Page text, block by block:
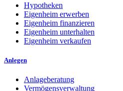
Hypotheken
Eigenheim erwerben
Eigenheim finanzieren
Eigenheim unterhalten
Eigenheim verkaufen
Anlegen
Anlageberatung
Vermögensverwaltung